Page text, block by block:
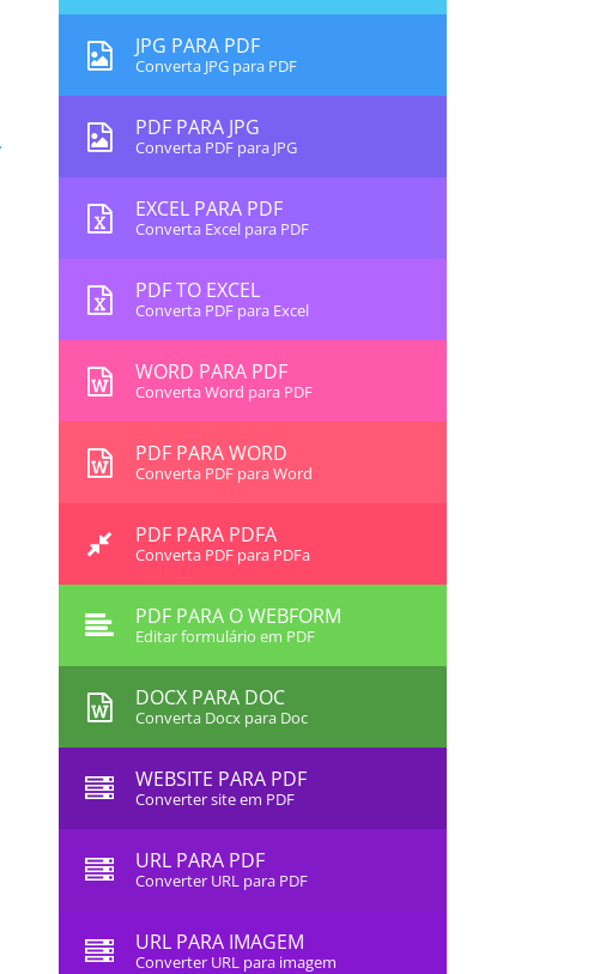
JPG PARA PDF
Converta JPG para PDF
PDF PARA JPG
Converta PDF para JPG
EXCEL PARA PDF
Converta Excel para PDF
PDF TO EXCEL
Converta PDF para Excel
WORD PARA PDF
Converta Word para PDF
PDF PARA WORD
Converta PDF para Word
PDF PARA PDFA
Converta PDF para PDFa
PDF PARA O WEBFORM
Editar formulário em PDF
DOCX PARA DOC
Converta Docx para Doc
WEBSITE PARA PDF
Converter site em PDF
URL PARA PDF
Converter URL para PDF
URL PARA IMAGEM
Converter URL para imagem